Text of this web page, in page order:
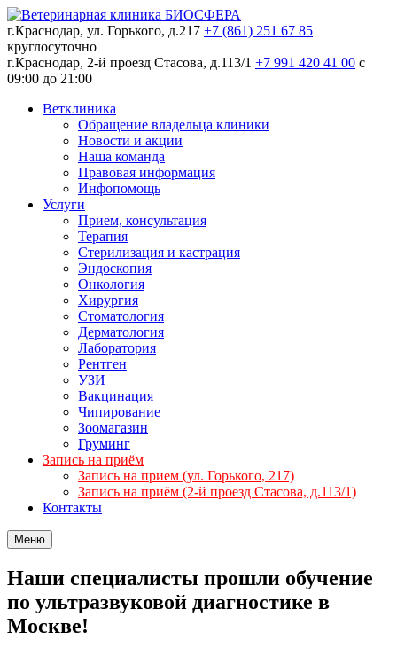
г.Краснодар, ул. Горького, д.217 +7 (861) 251 67 85
круглосуточно
г.Краснодар, 2-й проезд Стасова, д.113/1 +7 991 420 41 00 c
09:00 до 21:00
Ветклиника
Обращение владельца клиники
Новости и акции
Наша команда
Правовая информация
Инфопомощь
Услуги
Прием, консультация
Терапия
Стерилизация и кастрация
Эндоскопия
Онкология
Хирургия
Стоматология
Дерматология
Лаборатория
Рентген
УЗИ
Вакцинация
Чипирование
Зоомагазин
Груминг
Запись на приём
Запись на прием (ул. Горького, 217)
Запись на приём (2-й проезд Стасова, д.113/1)
Контакты
Меню
Наши специалисты прошли обучение
по ультразвуковой диагностике в
Москве!